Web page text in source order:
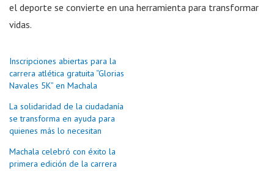
el deporte se convierte en una herramienta para transformar
vidas.
Inscripciones abiertas para la
carrera atlética gratuita “Glorias
Navales 5K” en Machala
La solidaridad de la ciudadanía
se transforma en ayuda para
quienes más lo necesitan
Machala celebró con éxito la
primera edición de la carrera